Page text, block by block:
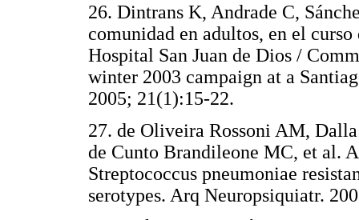
26. Dintrans K, Andrade C,
comunidad en adultos, en el
Hospital San Juan de Dios /
winter 2003 campaign at a
2005; 21(1):15-22.
27. de Oliveira Rossoni AM,
de Cunto Brandileone MC, et al.
Streptococcus pneumoniae
serotypes. Arq Neuropsiquiatr.